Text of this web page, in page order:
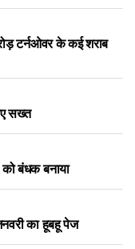
टर्नओवर के कई शराब
सख्त
बंधक बनाया
का हूबहू पेज